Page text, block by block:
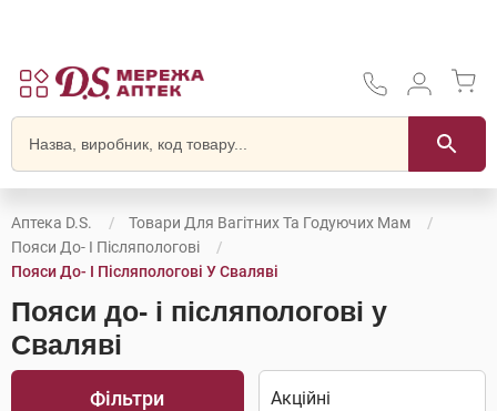
Аптека D.S.
Товари Для Вагітних Та Годуючих Мам
Пояси До- І Післяпологові
Пояси До- І Післяпологові У Сваляві
Пояси до- і післяпологові у
Сваляві
Фільтри